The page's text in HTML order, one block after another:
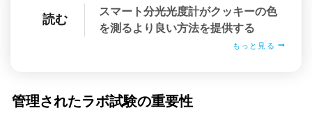
読む
スマート分光光度計がクッキーの色
を測るより良い方法を提供する
もっと見る
管理されたラボ試験の重要性